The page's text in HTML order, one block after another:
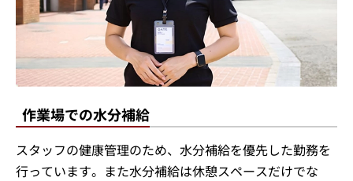
作業場での水分補給
スタッフの健康管理のため、水分補給を優先した勤務を
行っています。また水分補給は休憩スペースだけでな